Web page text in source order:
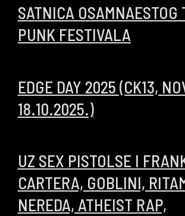
SATNICA OSAMNAESTOG
PUNK FESTIVALA
EDGE DAY 2025 (CK13,
18.10.2025.)
UZ SEX PISTOLSE I
CARTERA, GOBLINI,
NEREDA, ATHEIST RAP,